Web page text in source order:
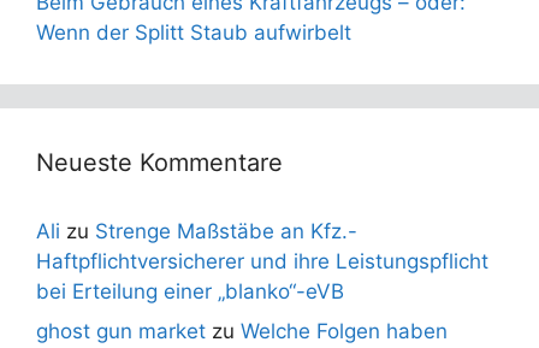
Wenn der Splitt Staub aufwirbelt
Neueste Kommentare
Ali zu Strenge Maßstäbe an Kfz.-
Haftpflichtversicherer und ihre Leistungspflicht
bei Erteilung einer „blanko“-eVB
ghost gun market zu Welche Folgen haben